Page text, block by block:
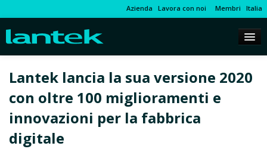
Azienda Lavora con noi Membri Italia
Lantek lancia la sua versione 2020
con oltre 100 miglioramenti e
innovazioni per la fabbrica
digitale